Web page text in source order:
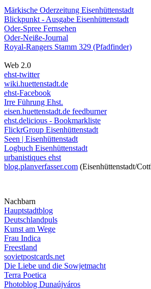
Märkische Oderzeitung Eisenhüttenstadt
Blickpunkt - Ausgabe Eisenhüttenstadt
Oder-Spree Fernsehen
Oder-Neiße-Journal
Royal-Rangers Stamm 329 (Pfadfinder)
Web 2.0
ehst-twitter
wiki.huettenstadt.de
ehst-Facebook
Irre Führung Ehst.
eisen.huettenstadt.de feedburner
ehst.delicious - Bookmarkliste
FlickrGroup Eisenhüttenstadt
Seen | Eisenhüttenstadt
Logbuch Eisenhüttenstadt
urbanistiques ehst
blog.planverfasser.com (Eisenhüttenstadt/
Nachbarn
Hauptstadtblog
Deutschlandpuls
Kunst am Wege
Frau Indica
Freestland
sovietpostcards.net
Die Liebe und die Sowjetmacht
Terra Poetica
Photoblog Dunaújváros